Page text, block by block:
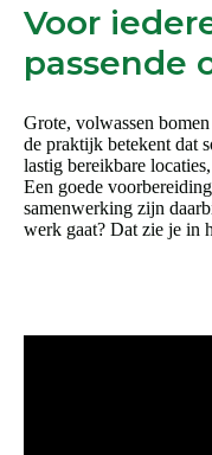
Voor
passende
Grote, volwassen
de praktijk betekent dat
lastig bereikbare
Een goede
samenwerking zijn
werk gaat? Dat zie je in